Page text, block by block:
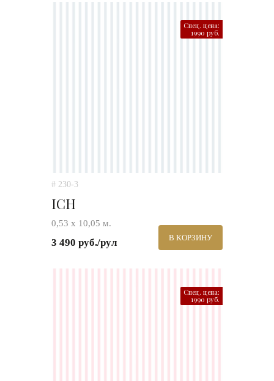
Спец. цена:
1990 руб.
# 230-3
ICH
0,53 х 10,05 м.
3 490 руб./рул В КОРЗИНУ
Спец. цена:
1990 руб.